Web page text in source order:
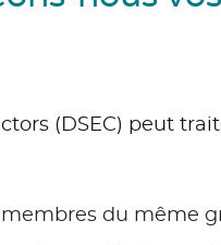
(DSEC) peut
du même